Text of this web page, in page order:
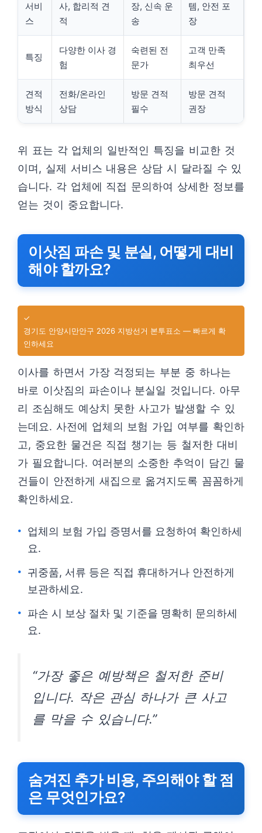
서비
스
사, 합리적 견
적
장, 신속 운
송
템, 안전 포
장
특징
다양한 이사 경
험
숙련된 전
문가
고객 만족
최우선
견적
방식
전화/온라인
상담
방문 견적
필수
방문 견적
권장
위 표는 각 업체의 일반적인 특징을 비교한 것
이며, 실제 서비스 내용은 상담 시 달라질 수 있
습니다. 각 업체에 직접 문의하여 상세한 정보를
얻는 것이 중요합니다.
이삿짐 파손 및 분실, 어떻게 대비
해야 할까요?
✓
경기도 안양시만안구 2026 지방선거 본투표소 — 빠르게 확
인하세요
이사를 하면서 가장 걱정되는 부분 중 하나는
바로 이삿짐의 파손이나 분실일 것입니다. 아무
리 조심해도 예상치 못한 사고가 발생할 수 있
는데요. 사전에 업체의 보험 가입 여부를 확인하
고, 중요한 물건은 직접 챙기는 등 철저한 대비
가 필요합니다. 여러분의 소중한 추억이 담긴 물
건들이 안전하게 새집으로 옮겨지도록 꼼꼼하게
확인하세요.
업체의 보험 가입 증명서를 요청하여 확인하세
요.
귀중품, 서류 등은 직접 휴대하거나 안전하게
보관하세요.
파손 시 보상 절차 및 기준을 명확히 문의하세
요.
“가장 좋은 예방책은 철저한 준비
입니다. 작은 관심 하나가 큰 사고
를 막을 수 있습니다.”
숨겨진 추가 비용, 주의해야 할 점
은 무엇인가요?